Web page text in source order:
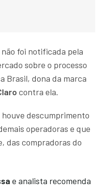
foi notificada pela
sobre o processo
Brasil, dona da marca
contra ela.
descumprimento
operadoras e que
das compradoras do
e analista recomenda